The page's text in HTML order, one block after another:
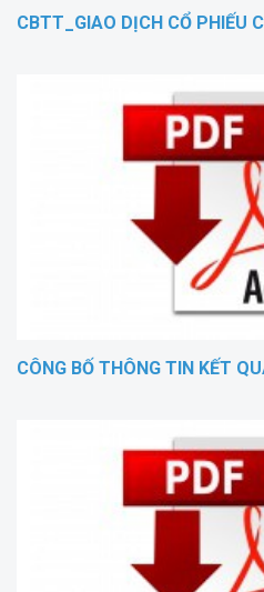
CBTT_GIAO DỊCH CỔ PHIẾU
CÔNG BỐ THÔNG TIN KẾT